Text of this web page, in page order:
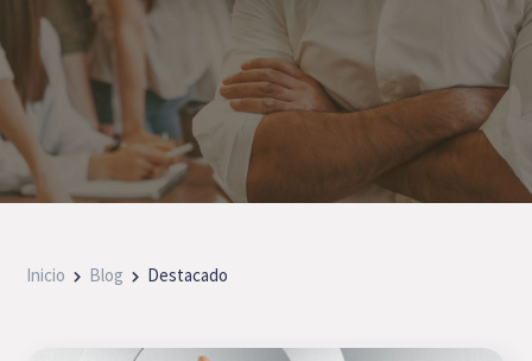
Inicio Blog Destacado